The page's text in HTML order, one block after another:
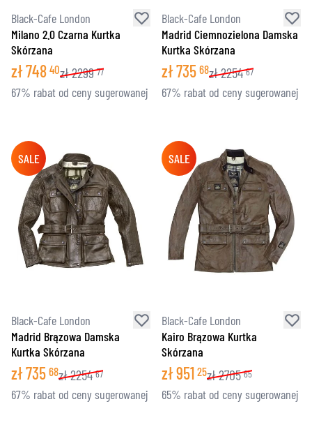
Black-Cafe London
Milano 2.0 Czarna Kurtka
Skórzana
zł748 40zł2299 77
67% rabat od ceny sugerowanej
Black-Cafe London
Madrid Ciemnozielona Damska
Kurtka Skórzana
zł735 68zł2254 67
67% rabat od ceny sugerowanej
SALE
Black-Cafe London
Madrid Brązowa Damska
Kurtka Skórzana
zł735 68zł2254 67
67% rabat od ceny sugerowanej
SALE
Black-Cafe London
Kairo Brązowa Kurtka
Skórzana
zł951 25zł2705 65
65% rabat od ceny sugerowanej